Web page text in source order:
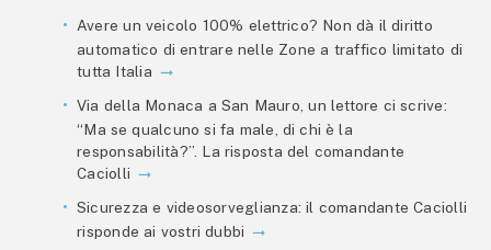
Avere un veicolo 100% elettrico? Non dà il diritto
automatico di entrare nelle Zone a traffico limitato di
tutta Italia
Via della Monaca a San Mauro, un lettore ci scrive:
“Ma se qualcuno si fa male, di chi è la
responsabilità?”. La risposta del comandante
Caciolli
Sicurezza e videosorveglianza: il comandante Caciolli
risponde ai vostri dubbi